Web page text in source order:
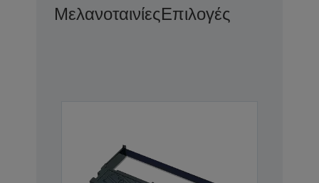
ΜελανοταινίεςΕπιλογές